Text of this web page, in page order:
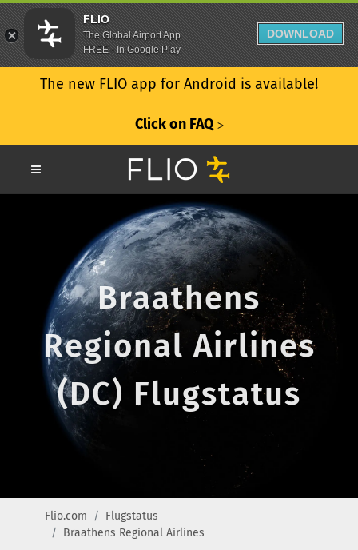
The new FLIO app for Android is available!
Click on FAQ ᐳ
Braathens
Regional Airlines
(DC) Flugstatus
Flio.com
Flugstatus
Braathens Regional Airlines
FLIO
The Global Airport App
FREE - In Google Play
DOWNLOAD